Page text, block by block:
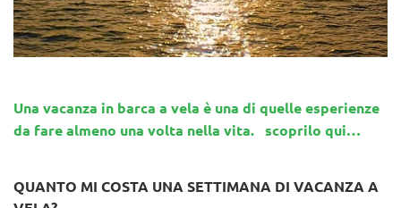
Una vacanza in barca a vela è una di quelle esperienze
da fare almeno una volta nella vita. scoprilo qui…
QUANTO MI COSTA UNA SETTIMANA DI VACANZA A